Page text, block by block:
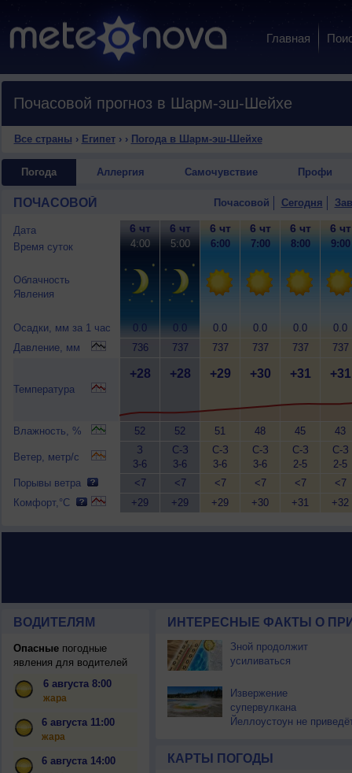
Главная
Почасовой прогноз в Шарм-эш-Шейхе
Все страны › Египет› › Погода в Шарм-эш-Шейхе
Погода Аллергия Самочувствие Профи
ПОЧАСОВОЙ Почасовой Сегодня
Дата
Время суток
Облачность
Явления
Осадки, мм за 1 час
Давление, мм
Температура
Влажность, %
Ветер, метр/с
Порывы ветра
Комфорт,°C
6 чт
4:00
0.0
736
+28
52
З
3-6
<7
+29
6 чт
5:00
0.0
737
+28
52
С-З
3-6
<7
+29
6 чт
6:00
0.0
737
+29
51
С-З
3-6
<7
+29
6 чт
7:00
0.0
737
+30
48
С-З
3-6
<7
+30
6 чт
8:00
0.0
737
+31
45
С-З
2-5
<7
+31
6 чт
9:00
0.0
737
+31
43
С-З
2-5
<7
+32
ВОДИТЕЛЯМ
Опасныепогодные
явления для водителей
6 августа 8:00
жара
6 августа 11:00
жара
6 августа 14:00
ИНТЕРЕСНЫЕ ФАКТЫ О
Зной продолжит
усиливаться
Извержение
супервулкана
Йеллоустоун не
КАРТЫ ПОГОДЫ